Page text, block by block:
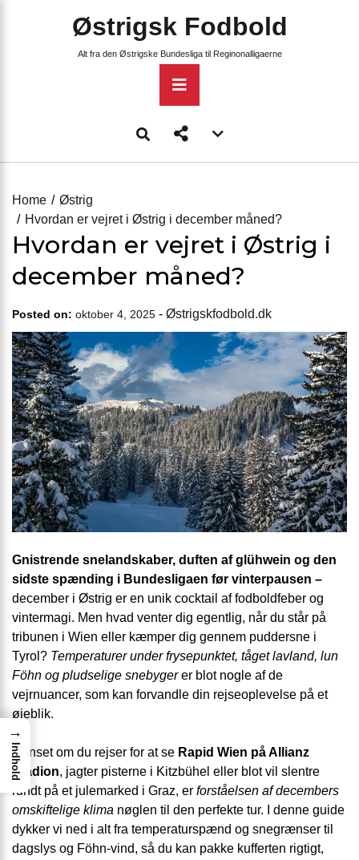
Østrigsk Fodbold
Alt fra den Østrigske Bundesliga til Reginonalligaerne
Primary
Menu
menu
Home
Østrig
Hvordan er vejret i Østrig i december måned?
Hvordan er vejret i Østrig i
december måned?
Posted on: oktober 4, 2025 - Østrigskfodbold.dk
Gnistrende snelandskaber, duften af glühwein og den
sidste spænding i Bundesligaen før vinterpausen –
december i Østrig er en unik cocktail af fodboldfeber og
vintermagi. Men hvad venter dig egentlig, når du står på
tribunen i Wien eller kæmper dig gennem puddersne i
Tyrol? Temperaturer under frysepunktet, tåget lavland, lun
Föhn og pludselige snebygerer blot nogle af de
vejrnuancer, som kan forvandle din rejseoplevelse på et
øjeblik.
Uanset om du rejser for at se Rapid Wien på Allianz
Stadion, jagter pisterne i Kitzbühel eller blot vil slentre
rundt på et julemarked i Graz, er forståelsen af decembers
omskiftelige klima nøglen til den perfekte tur. I denne guide
dykker vi ned i alt fra temperaturspænd og snegrænser til
dagslys og Föhn-vind, så du kan pakke kufferten rigtigt,
→
Indhold